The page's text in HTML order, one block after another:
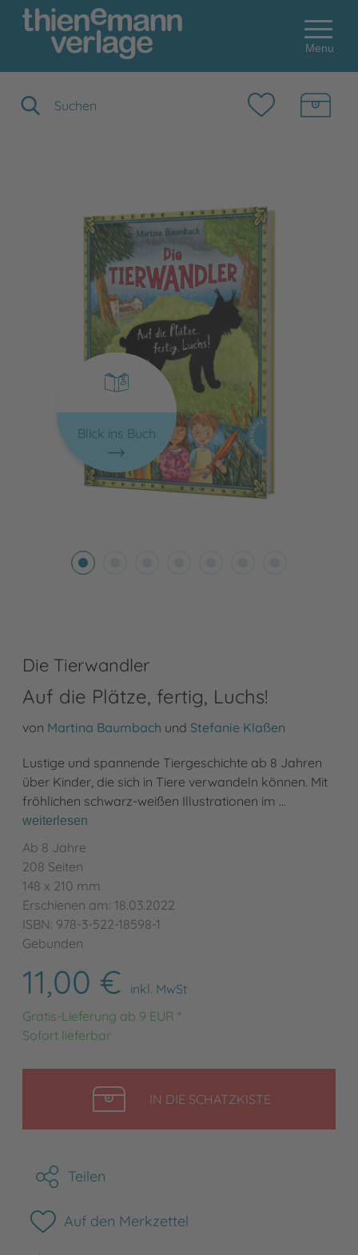
Menu
Blick ins Buch
Die Tierwandler
Auf die Plätze, fertig, Luchs!
von Martina Baumbach und Stefanie Klaßen
Lustige und spannende Tiergeschichte ab 8 Jahren
über Kinder, die sich in Tiere verwandeln können. Mit
fröhlichen schwarz-weißen Illustrationen im …
weiterlesen
Ab 8 Jahre
208 Seiten
148 x 210 mm
Erschienen am: 18.03.2022
ISBN: 978-3-522-18598-1
Gebunden
11,00 €
inkl. MwSt
Gratis-Lieferung ab 9 EUR *
Sofort lieferbar
IN DIE SCHATZKISTELEGEN
Teilen
Auf den Merkzettel